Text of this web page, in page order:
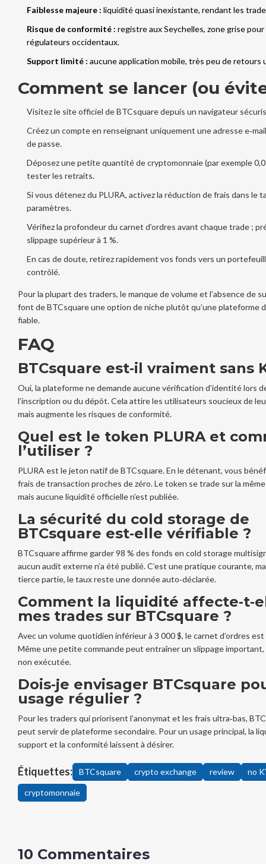
Faiblesse majeure : liquidité quasi inexistante, rendant les
Risque de conformité : registre aux Seychelles, zone grise pour
régulateurs occidentaux.
Support limité : aucune application mobile, très peu de retours
Comment se lancer (ou
Visitez le site officiel deBTCsquaredepuis un navigateur
Créez un compte en renseignant uniquement une adresse
de passe.
Déposez une petite quantité de cryptomonnaie (par exemple
tester les retraits.
Si vous détenez du PLURA, activez la réduction de frais dans le
paramètres.
Vérifiez la profondeur du carnet d’ordres avant chaque trade ;
slippage supérieur à 1 %.
En cas de doute, retirez rapidement vos fonds vers un
contrôlé.
Pour la plupart des traders, le manque de volume et l’absence de
font de BTCsquare une option de niche plutôt qu’une plateforme
fiable.
FAQ
BTCsquare est‑il vraiment sans
Oui, la plateforme ne demande aucune vérification d’identité lors
l’inscription ou du dépôt. Cela attire les utilisateurs soucieux de
mais augmente les risques de conformité.
Quel est le token PLURA et
l’utiliser ?
PLURA est le jeton natif de BTCsquare. En le détenant, vous
frais de transaction proches de zéro. Le token se trade sur la
mais aucune liquidité officielle n’est publiée.
La sécurité du cold storage de
BTCsquare est‑elle vérifiable ?
BTCsquare affirme garder 98 % des fonds en cold storage
aucun audit externe n’a été publié. C’est une pratique courante,
tierce partie, le taux reste une donnée auto‑déclarée.
Comment la liquidité
mes trades sur BTCsquare ?
Avec un volume quotidien inférieur à 3 000 $, le carnet d’ordres
Même une petite commande peut entraîner un slippage
non exécutée.
Dois‑je envisager BTCsquare
usage régulier ?
Pour les traders qui priorisent l’anonymat et les frais ultra‑bas,
peut servir de plateforme secondaire. Pour un usage principal, la
support et la conformité laissent à désirer.
Étiquettes: BTCsquare crypto exchange review no
cryptomonnaie
10 Commentaires